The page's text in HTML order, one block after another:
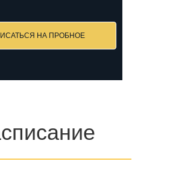
НА ПРОБНОЕ